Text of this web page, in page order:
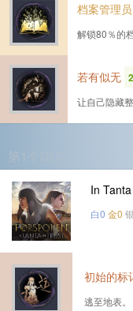
档案管理员
解锁80％的档
若有似无 2
让自己隐藏
第1个DLC
In
白0 金0
初始的标
逃至地表。